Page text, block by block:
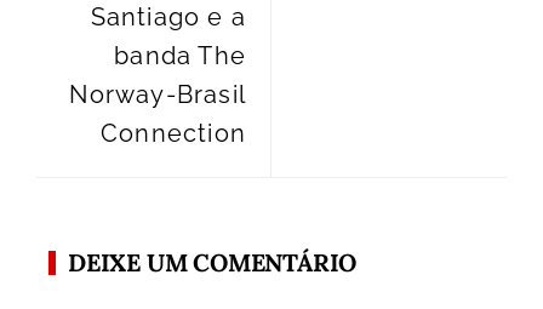
Santiago e a
banda The
Norway-Brasil
Connection
DEIXE UM COMENTÁRIO